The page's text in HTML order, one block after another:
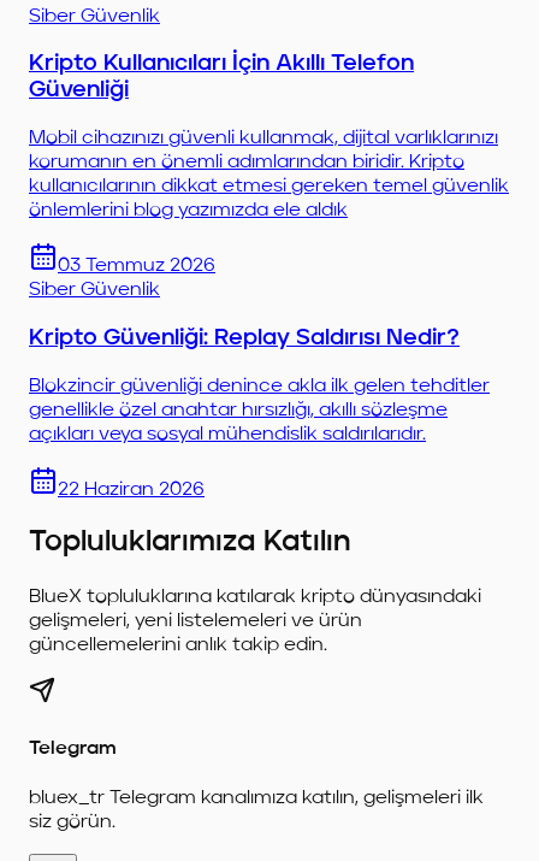
Siber Güvenlik
Kripto Kullanıcıları İçin Akıllı Telefon
Güvenliği
Mobil cihazınızı güvenli kullanmak, dijital varlıklarınızı
korumanın en önemli adımlarından biridir. Kripto
kullanıcılarının dikkat etmesi gereken temel güvenlik
önlemlerini blog yazımızda ele aldık
03 Temmuz 2026
Siber Güvenlik
Kripto Güvenliği: Replay Saldırısı Nedir?
Blokzincir güvenliği denince akla ilk gelen tehditler
genellikle özel anahtar hırsızlığı, akıllı sözleşme
açıkları veya sosyal mühendislik saldırılarıdır.
22 Haziran 2026
Topluluklarımıza Katılın
BlueX topluluklarına katılarak kripto dünyasındaki
gelişmeleri, yeni listelemeleri ve ürün
güncellemelerini anlık takip edin.
Telegram
bluex_tr Telegram kanalımıza katılın, gelişmeleri ilk
siz görün.